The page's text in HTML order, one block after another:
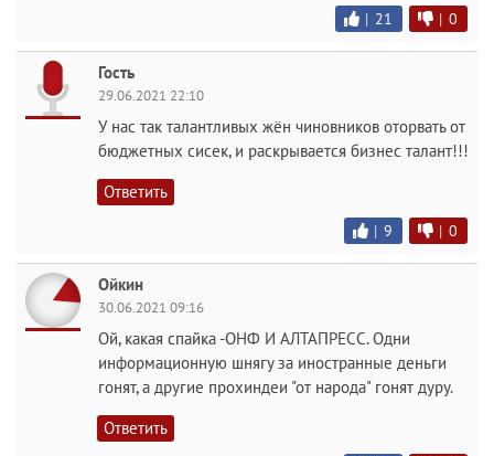
| 21 | 0
Гость
29.06.2021 22:10
У нас так талантливых жён чиновников оторвать от
бюджетных сисек, и раскрывается бизнес талант!!!
Ответить
| 9 | 0
Ойкин
30.06.2021 09:16
Ой, какая спайка -ОНФ И АЛТАПРЕСС. Одни
информационную шнягу за иностранные деньги
гонят, а другие прохиндеи "от народа" гонят дуру.
Ответить